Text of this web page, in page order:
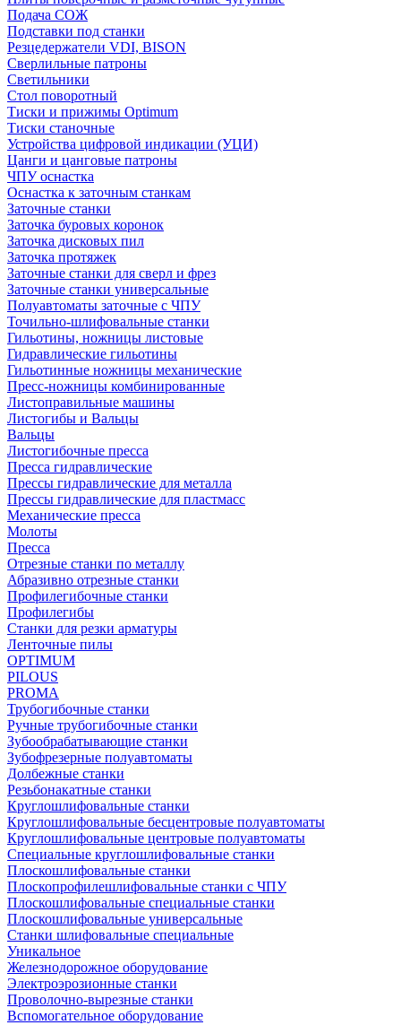
Подача СОЖ
Подставки под станки
Резцедержатели VDI, BISON
Сверлильные патроны
Светильники
Стол поворотный
Тиски и прижимы Optimum
Тиски станочные
Устройства цифровой индикации (УЦИ)
Цанги и цанговые патроны
ЧПУ оснастка
Оснастка к заточным станкам
Заточные станки
Заточка буровых коронок
Заточка дисковых пил
Заточка протяжек
Заточные станки для сверл и фрез
Заточные станки универсальные
Полуавтоматы заточные с ЧПУ
Точильно-шлифовальные станки
Гильотины, ножницы листовые
Гидравлические гильотины
Гильотинные ножницы механические
Пресс-ножницы комбинированные
Листоправильные машины
Листогибы и Вальцы
Вальцы
Листогибочные пресса
Пресса гидравлические
Прессы гидравлические для металла
Прессы гидравлические для пластмасс
Механические пресса
Молоты
Пресса
Отрезные станки по металлу
Абразивно отрезные станки
Профилегибочные станки
Профилегибы
Станки для резки арматуры
Ленточные пилы
OPTIMUM
PILOUS
PROMA
Трубогибочные станки
Ручные трубогибочные станки
Зубообрабатывающие станки
Зубофрезерные полуавтоматы
Долбежные станки
Резьбонакатные станки
Круглошлифовальные станки
Круглошлифовальные бесцентровые полуавтоматы
Круглошлифовальные центровые полуавтоматы
Специальные круглошлифовальные станки
Плоскошлифовальные станки
Плоскопрофилешлифовальные станки с ЧПУ
Плоскошлифовальные специальные станки
Плоскошлифовальные универсальные
Станки шлифовальные специальные
Уникальное
Железнодорожное оборудование
Электроэрозионные станки
Проволочно-вырезные станки
Вспомогательное оборудование